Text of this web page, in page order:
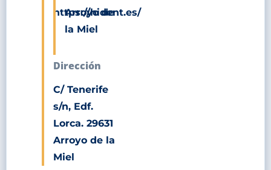
https://hident.es/
Arroyo de
la Miel
Dirección
C/ Tenerife
s/n, Edf.
Lorca. 29631
Arroyo de la
Miel